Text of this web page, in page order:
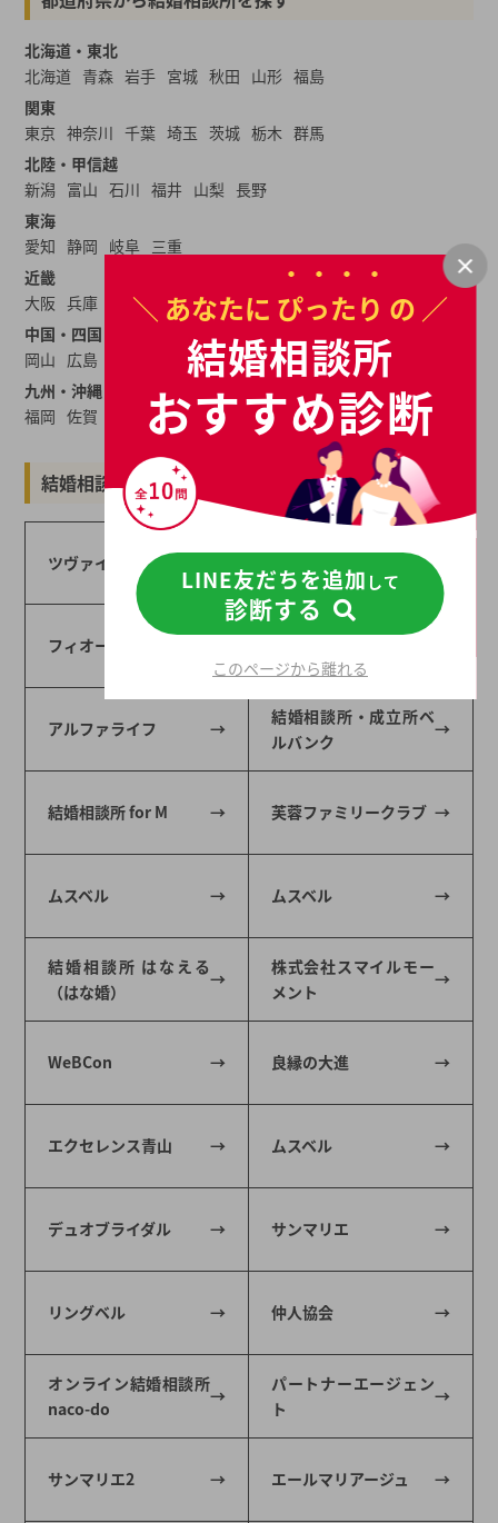
北海道・東北
北海道 青森 岩手 宮城 秋田 山形 福島
関東
東京 神奈川 千葉 埼玉 茨城 栃木 群馬
北陸・甲信越
新潟 富山 石川 福井 山梨 長野
東海
愛知 静岡 岐阜 三重
近畿
大阪 兵庫 京都 奈良 滋賀 和歌山
中国・四国
岡山 広島 鳥取 愛媛 香川 高知 徳島
九州・沖縄
福岡 佐賀 大分 熊本 宮崎 鹿児島 沖縄
結婚相談所一覧から結婚相談所を探す
ツヴァイ
フィオーレ
マリッジクラブ ウィ
ッシュ
アルファライフ
結婚相談所・成立所ベ
ルバンク
結婚相談所 for M 芙蓉ファミリークラブ
ムスベル ムスベル
結婚相談所 はなえる
（はな婚）
株式会社スマイルモー
メント
WeBCon 良縁の大進
エクセレンス青山 ムスベル
デュオブライダル サンマリエ
リングベル 仲人協会
オンライン結婚相談所
naco-do
パートナーエージェン
ト
サンマリエ2 エールマリアージュ
＼ あなたに ぴったり の ／
結婚相談所
おすすめ診断
LINE友だちを追加 して
診断する
このページから離れる